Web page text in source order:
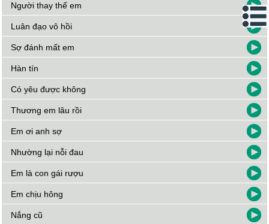
Người thay thế em
Luân đạo vô hồi
Sợ đánh mất em
Hàn tín
Có yêu được không
Thương em lâu rồi
Em ơi anh sợ
Nhường lại nỗi đau
Em là con gái rượu
Em chịu hông
Nắng cũ